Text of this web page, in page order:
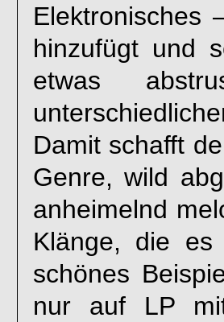
Elektronisches
hinzufügt und
etwas
Damit schafft
Genre, wild
anheimelnd
Klänge, die
schönes
nur auf LP